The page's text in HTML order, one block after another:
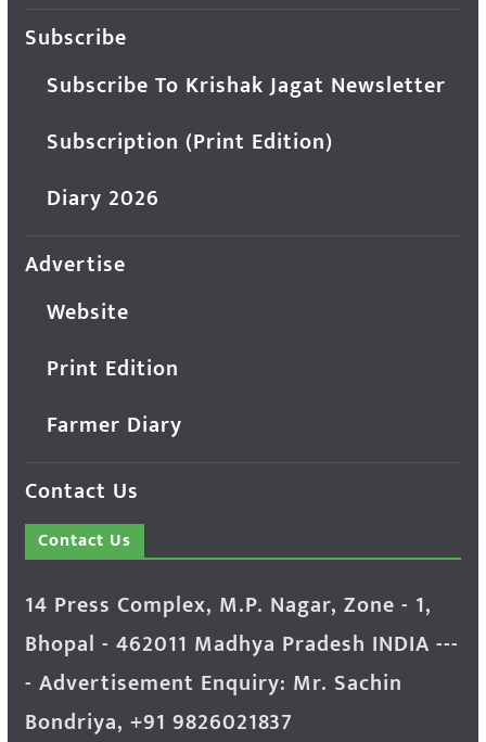
Subscribe
Subscribe To Krishak Jagat Newsletter
Subscription (Print Edition)
Diary 2026
Advertise
Website
Print Edition
Farmer Diary
Contact Us
Contact Us
14 Press Complex, M.P. Nagar, Zone - 1,
Bhopal - 462011 Madhya Pradesh INDIA ---
- Advertisement Enquiry: Mr. Sachin
Bondriya, +91 9826021837